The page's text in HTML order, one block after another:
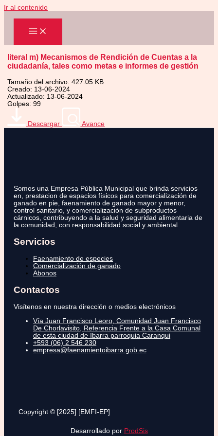
Ir al contenido
literal m) Mecanismos de Rendición de Cuentas a la
ciudadanía, tales como metas e informes de gestión
Tamaño del archivo: 427.05 KB
Creado: 13-06-2024
Actualizado: 13-06-2024
Golpes: 99
Descargar Avance
Somos una Empresa Pública Municipal que brinda servicios
en, prestacion de espacios físicos para comercialización de
ganado en pie, faenamiento de ganado mayor y menor,
control sanitario, y comercialización de subproductos
cárnicos, contribuyendo a la salud y seguridad alimentaria de
la comunidad, con responsabilidad social y ambiental.
Servicios
Faenamiento de especies
Comercialización de ganado
Abonos
Contactos
Visítenos en nuestra dirección o medios electrónicos
Vía Juan Francisco Leoro, Comunidad Juan Francisco
De Chorlavisito, Referencia Frente a la Casa Comunal
de esta ciudad de Ibarra parroquia Caranqui
+593 (06) 2 546 230
empresa@faenamientoibarra.gob.ec
Copyright © [2025] [EMFI-EP]
Desarrollado por ProdSis